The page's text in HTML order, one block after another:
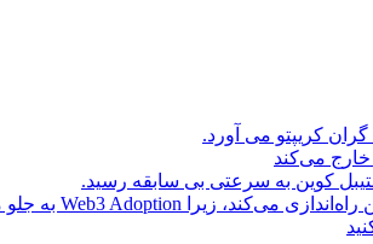
گران کریپتو می آورد.